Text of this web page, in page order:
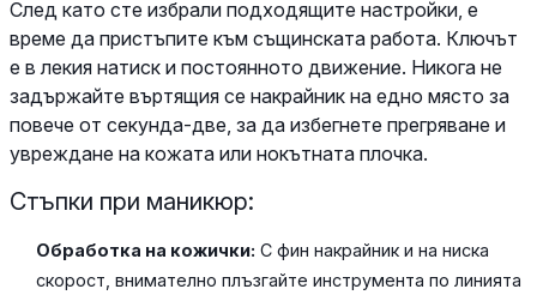
След като сте избрали подходящите настройки, е
време да пристъпите към същинската работа. Ключът
е в лекия натиск и постоянното движение. Никога не
задържайте въртящия се накрайник на едно място за
повече от секунда-две, за да избегнете прегряване и
увреждане на кожата или нокътната плочка.
Стъпки при маникюр:
Обработка на кожички: С фин накрайник и на ниска
скорост, внимателно плъзгайте инструмента по линията